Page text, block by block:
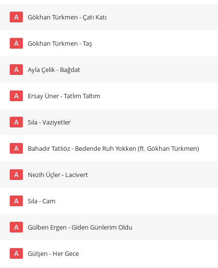
A Gökhan Türkmen - Çatı Katı
A Gökhan Türkmen - Taş
A Ayla Çelik - Bağdat
A Ersay Üner - Tatlım Taltım
A Sıla - Vaziyetler
A Bahadır Tatlıöz - Bedende Ruh Yokken (ft. Gökhan Türkmen)
A Nezih Üçler - Lacivert
A Sıla - Cam
A Gülben Ergen - Giden Günlerim Oldu
A Gülşen - Her Gece